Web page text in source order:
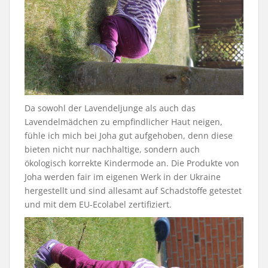
Da sowohl der Lavendeljunge als auch das
Lavendelmädchen zu empfindlicher Haut neigen,
fühle ich mich bei Joha gut aufgehoben, denn diese
bieten nicht nur nachhaltige, sondern auch
ökologisch korrekte Kindermode an. Die Produkte von
Joha werden fair im eigenen Werk in der Ukraine
hergestellt und sind allesamt auf Schadstoffe getestet
und mit dem EU-Ecolabel zertifiziert.